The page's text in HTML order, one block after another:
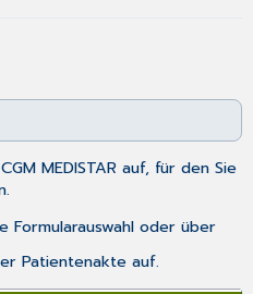
MEDISTAR auf, für den Sie
Formularauswahloder über
Patientenakte auf.